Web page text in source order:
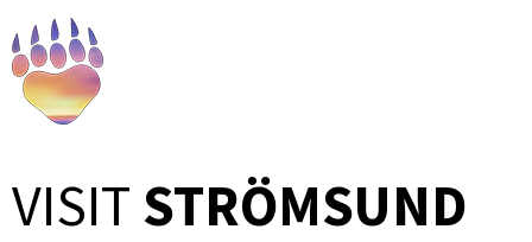
VISIT STRÖMSUND